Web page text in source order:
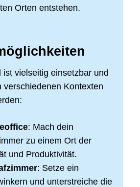
Orten entstehen.
ist vielseitig einsetzbar und
verschiedenen Kontexten
: Mach dein
zu einem Ort der
und Produktivität.
: Setze ein
und unterstreiche die